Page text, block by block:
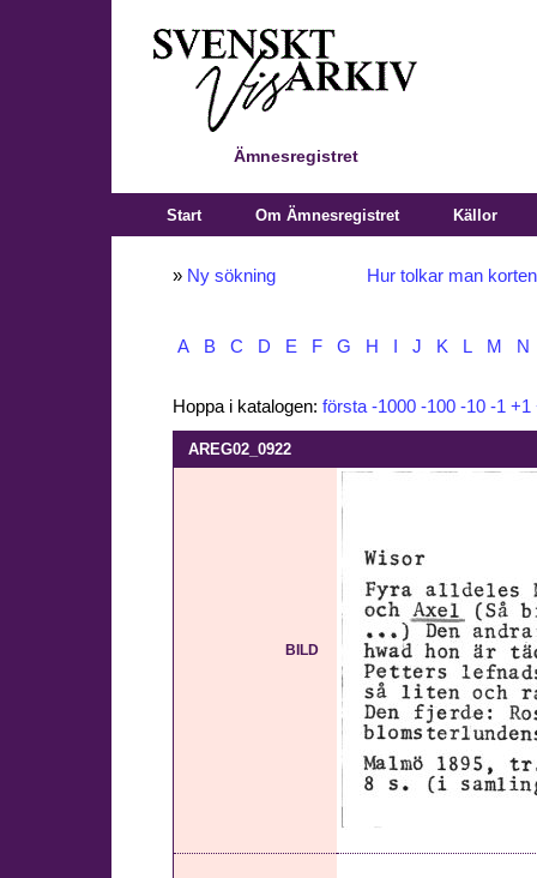
Ämnesregistret
Start Om Ämnesregistret Källor
» Ny sökning Hur tolkar man
A B C D E F G H J K L M N
Hoppa i katalogen: första -1000 -100 -10 -1 +1
AREG02_0922
BILD